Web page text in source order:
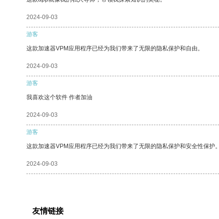
2024-09-03
游客
这款加速器VPM应用程序已经为我们带来了无限的隐私保护和自由。
2024-09-03
游客
我喜欢这个软件 作者加油
2024-09-03
游客
这款加速器VPM应用程序已经为我们带来了无限的隐私保护和安全性保护
2024-09-03
友情链接